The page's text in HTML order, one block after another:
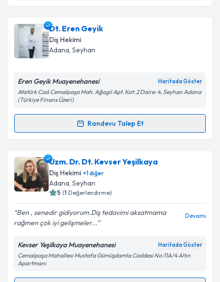
Takvim Talebini Gönder
Uzm. Dt. Erinç Tüysüz
oluşturun. Size bu uzmandan randevu almanız için bir
takvim hazırlandığında e-posta ile bilgilendireceğiz.
Kişisel verilerimin işlenmesine ilişkinAydınlatma
'ni okudum ve kişisel verilerimin belirtilen
kapsamda işlenmesini kabul ediyorum.
Takvim Talebini Gönder
Dt. Eren Geyik
Diş Hekimi
Adana, Seyhan
Eren Geyik Muayenehanesi Haritada Göster
Atatürk Cad.Cemalpaşa Mah. Ağagil Apt. Kat: 2 Daire: 4, Seyhan Adana
(Türkiye Finans Üzeri)
Randevu Talep Et
Randevu Takvimi Talebi
Dt. Eren Geyikiçin randevu takvimi talebi oluşturun.
Size bu uzmandan randevu almanız için bir takvim
hazırlandığında e-posta ile bilgilendireceğiz.
Kişisel verilerimin işlenmesine ilişkin
Aydınlatma
Metni'ni okudum ve kişisel verilerimin belirtilen
Uzm. Dr. Dt. Kevser Yeşilkaya
Diş Hekimi +1diğer
Adana, Seyhan
5 (1 Değerlendirme)
Ben , senedir gidiyorum.Diş tedavimi aksatmama
rağmen çok iyi gelişmeler...
Devamı
Kevser Yeşilkaya Muayenehanesi Haritada Göster
Cemalpaşa Mahallesi Mustafa Gümüşdamla Caddesi No:11A/4 Altın
Apartmanı